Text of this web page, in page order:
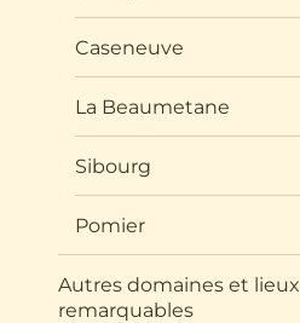
Caseneuve
La Beaumetane
Sibourg
Pomier
Autres domaines et lieux
remarquables